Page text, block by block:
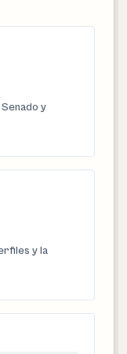
y
y la